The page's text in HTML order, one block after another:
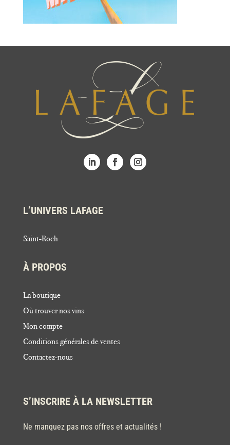
L’UNIVERS LAFAGE
Saint-Roch
À PROPOS
La boutique
Où trouver nos vins
Mon compte
Conditions générales de ventes
Contactez-nous
S’INSCRIRE À LA NEWSLETTER
Ne manquez pas nos offres et actualités !